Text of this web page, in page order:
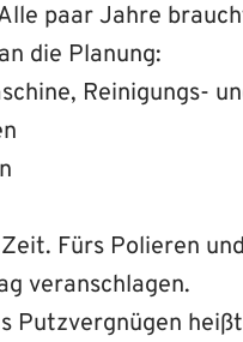
paar Jahre
die Planung:
Reinigungs-
Fürs Polieren
veranschlagen.
Putzvergnügen